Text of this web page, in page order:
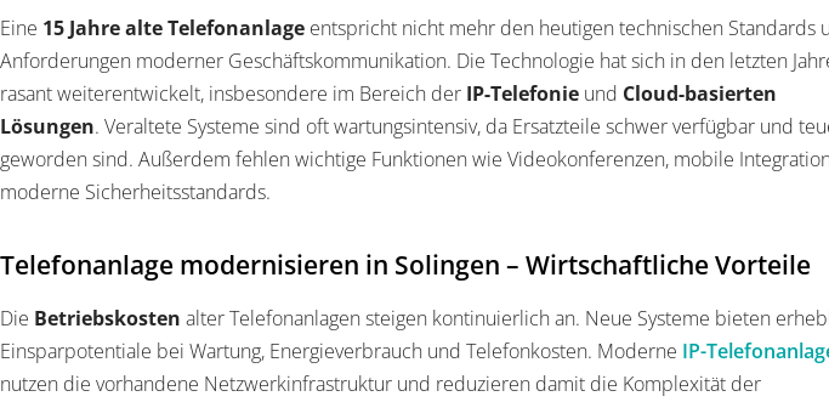
Eine 15 Jahre alte Telefonanlage entspricht nicht mehr den heutigen technischen Standards
Anforderungen moderner Geschäftskommunikation. Die Technologie hat sich in den letzten
rasant weiterentwickelt, insbesondere im Bereich der IP-Telefonie und Cloud-basierten
Lösungen. Veraltete Systeme sind oft wartungsintensiv, da Ersatzteile schwer verfügbar und
geworden sind. Außerdem fehlen wichtige Funktionen wie Videokonferenzen, mobile
moderne Sicherheitsstandards.
Telefonanlage modernisieren in Solingen – Wirtschaftliche Vorteile
Die Betriebskosten alter Telefonanlagen steigen kontinuierlich an. Neue Systeme bieten
Einsparpotentiale bei Wartung, Energieverbrauch und Telefonkosten. Moderne IP-
nutzen die vorhandene Netzwerkinfrastruktur und reduzieren damit die Komplexität der